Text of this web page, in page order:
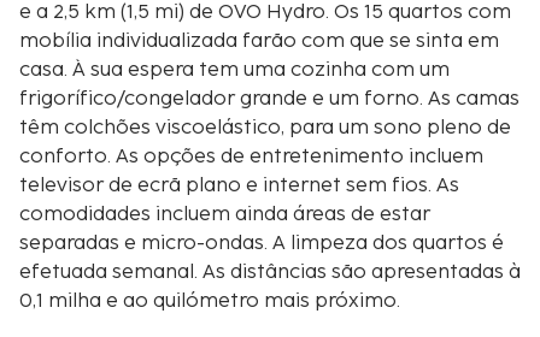
e a 2,5 km (1,5 mi) de OVO Hydro. Os 15 quartos com
mobília individualizada farão com que se sinta em
casa. À sua espera tem uma cozinha com um
frigorífico/congelador grande e um forno. As camas
têm colchões viscoelástico, para um sono pleno de
conforto. As opções de entretenimento incluem
televisor de ecrã plano e internet sem fios. As
comodidades incluem ainda áreas de estar
separadas e micro-ondas. A limpeza dos quartos é
efetuada semanal. As distâncias são apresentadas à
0,1 milha e ao quilómetro mais próximo.